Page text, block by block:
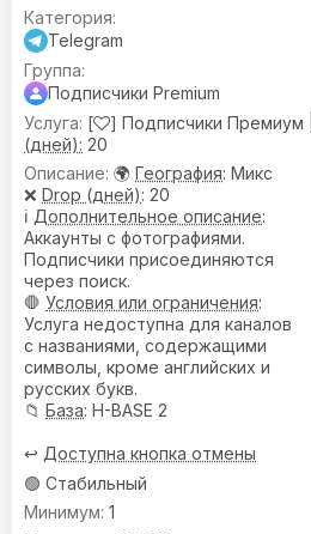
Telegram
Подписчики Premium
[
] Подписчики Премиум |
(дней): 20
🌍 География: Микс
❌ Drop (дней): 20
ℹ️ Дополнительное описание:
Аккаунты с фотографиями.
Подписчики присоединяются
через поиск.
🛑 Условия или ограничения:
Услуга недоступна для каналов
с названиями, содержащими
символы, кроме английских и
русских букв.
📁 База: H-BASE 2
↩️ Доступна кнопка отмены
🟢 Стабильный
1